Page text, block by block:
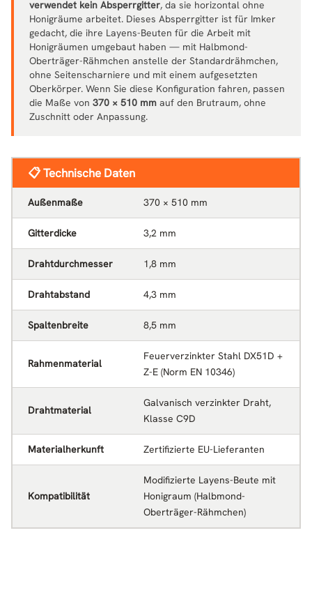
verwendet kein Absperrgitter, da sie horizontal ohne
Honigräume arbeitet. Dieses Absperrgitter ist für Imker
gedacht, die ihre Layens-Beuten für die Arbeit mit
Honigräumen umgebaut haben — mit Halbmond-
Oberträger-Rähmchen anstelle der Standardrähmchen,
ohne Seitenscharniere und mit einem aufgesetzten
Oberkörper. Wenn Sie diese Konfiguration fahren, passen
die Maße von 370 × 510 mm auf den Brutraum, ohne
Zuschnitt oder Anpassung.
📋 Technische Daten
Außenmaße 370 × 510 mm
Gitterdicke 3,2 mm
Drahtdurchmesser 1,8 mm
Drahtabstand 4,3 mm
Spaltenbreite 8,5 mm
Rahmenmaterial
Feuerverzinkter Stahl DX51D +
Z-E (Norm EN 10346)
Drahtmaterial
Galvanisch verzinkter Draht,
Klasse C9D
Materialherkunft Zertifizierte EU-Lieferanten
Kompatibilität
Modifizierte Layens-Beute mit
Honigraum (Halbmond-
Oberträger-Rähmchen)